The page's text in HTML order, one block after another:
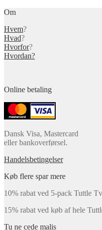
Om
Hvem?
Hvad?
Hvorfor?
Hvordan?
Online betaling
Dansk Visa, Mastercard
eller bankoverførsel.
Handelsbetingelser
Køb flere spar mere
10% rabat ved 5-pack Tuttle
15% rabat ved køb af hele
Tu ne cede malis